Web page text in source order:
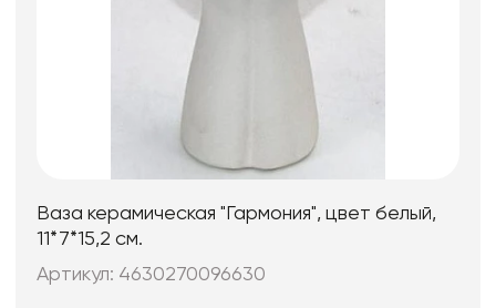
Ваза керамическая "Гармония", цвет белый,
11*7*15,2 см.
Артикул: 4630270096630